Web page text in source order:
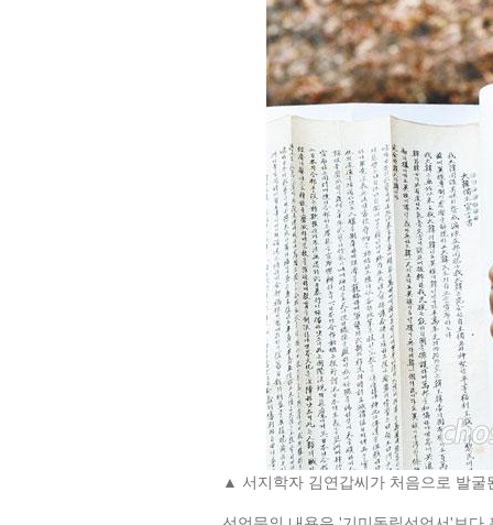
▲ 서지학자 김연갑씨가 처음으로 발